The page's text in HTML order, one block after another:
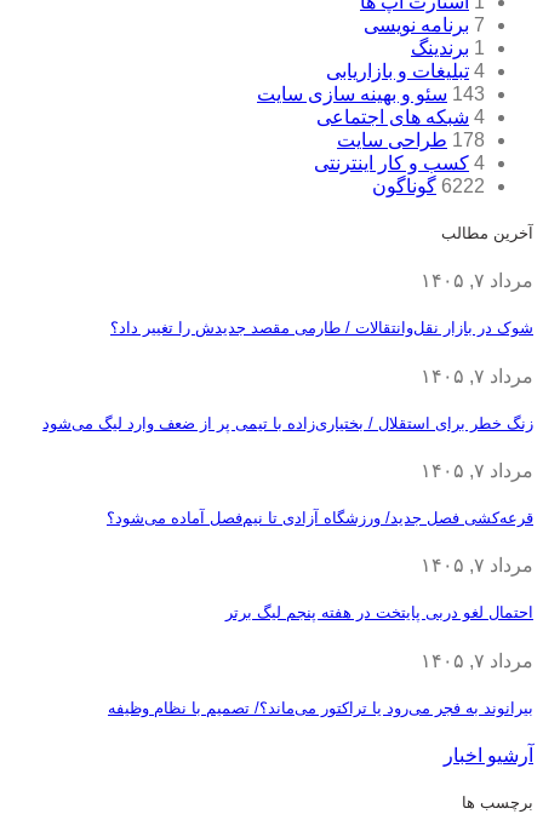
7 برنامه نویسی
1 برندینگ
4 تبلیغات و بازاریابی
143 سئو و بهینه سازی سایت
4 شبکه های اجتماعی
178 طراحی سایت
4 کسب و کار اینترنتی
6222 گوناگون
آخرین مطالب
مرداد ۷, ۱۴۰۵
شوک در بازار نقل‌وانتقالات / طارمی مقصد جدیدش را تغییر داد؟
مرداد ۷, ۱۴۰۵
زنگ خطر برای استقلال / بختیاری‌زاده با تیمی پر از ضعف وارد لیگ می‌شود
مرداد ۷, ۱۴۰۵
قرعه‎‌کشی فصل جدید/ ورزشگاه آزادی تا نیم‌فصل آماده می‌شود؟
مرداد ۷, ۱۴۰۵
احتمال لغو دربی پایتخت در هفته پنجم لیگ برتر
مرداد ۷, ۱۴۰۵
بیرانوند به فجر می‌رود یا تراکتور می‌ماند؟/ تصمیم با نظام وظیفه
آرشیو اخبار
برچسب ها